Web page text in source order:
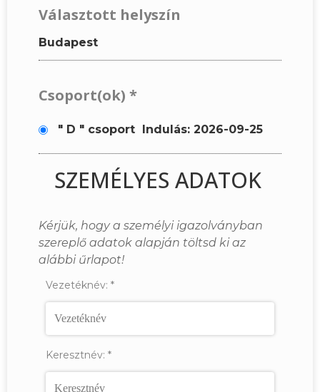
Választott helyszín
Budapest
Csoport(ok) *
" D " csoport Indulás: 2026-09-25
SZEMÉLYES ADATOK
Kérjük, hogy a személyi igazolványban
szereplő adatok alapján töltsd ki az
alábbi űrlapot!
Vezetéknév: *
Keresztnév: *